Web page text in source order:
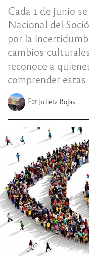
Cada 1 de junio
Nacional del
por la
cambios
reconoce a
comprender estas
Por Julieta Rojas